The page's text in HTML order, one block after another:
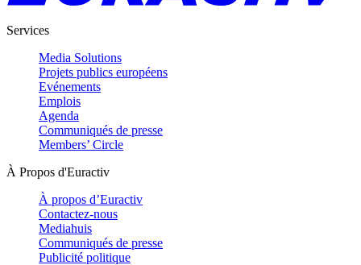
Services
Media Solutions
Projets publics européens
Evénements
Emplois
Agenda
Communiqués de presse
Members’ Circle
À Propos d'Euractiv
À propos d’Euractiv
Contactez-nous
Mediahuis
Communiqués de presse
Publicité politique